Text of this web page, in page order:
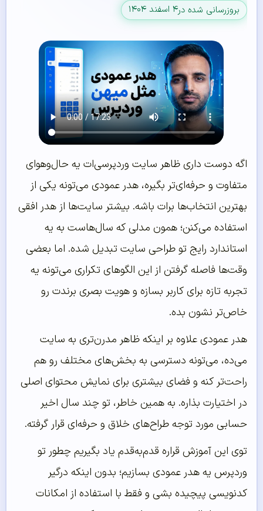
بروزرسانی شده در۴ اسفند ۱۴۰۴
اگه دوست داری ظاهر سایت وردپرسی‌ات یه حال‌وهوای
متفاوت و حرفه‌ای‌تر بگیره، هدر عمودی می‌تونه یکی از
بهترین انتخاب‌ها برات باشه. بیشتر سایت‌ها از هدر افقی
استفاده می‌کنن؛ همون مدلی که سال‌هاست به یه
استاندارد رایج تو طراحی سایت تبدیل شده. اما بعضی
وقت‌ها فاصله گرفتن از این الگوهای تکراری می‌تونه یه
تجربه تازه برای کاربر بسازه و هویت بصری برندت رو
خاص‌تر نشون بده.
هدر عمودی علاوه بر اینکه ظاهر مدرن‌تری به سایت
می‌ده، می‌تونه دسترسی به بخش‌های مختلف رو هم
راحت‌تر کنه و فضای بیشتری برای نمایش محتوای اصلی
در اختیارت بذاره. به همین خاطر، تو چند سال اخیر
حسابی مورد توجه طراح‌های خلاق و حرفه‌ای قرار گرفته.
توی این آموزش قراره قدم‌به‌قدم یاد بگیریم چطور تو
وردپرس یه هدر عمودی بسازیم؛ بدون اینکه درگیر
کدنویسی پیچیده بشی و فقط با استفاده از امکانات